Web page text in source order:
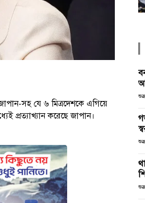
সহ যে ৬ মিত্রদেশকে এগিয়ে
প্রত্যাখ্যান করেছে জাপান।